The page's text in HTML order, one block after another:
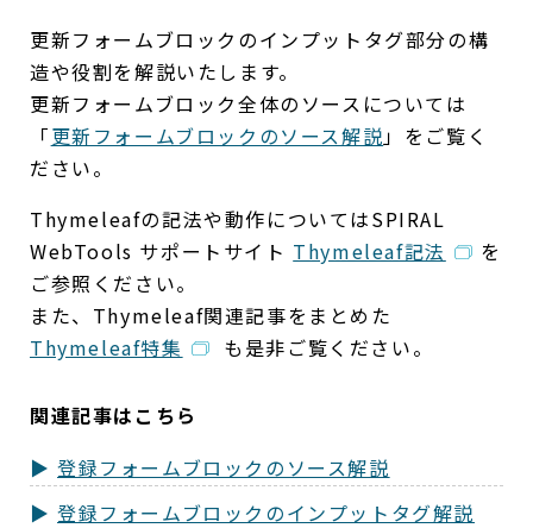
更新フォームブロックのインプットタグ部分の構
造や役割を解説いたします。
更新フォームブロック全体のソースについては
「更新フォームブロックのソース解説」をご覧く
ださい。
Thymeleafの記法や動作についてはSPIRAL
WebTools サポートサイト Thymeleaf記法
を
ご参照ください。
また、Thymeleaf関連記事をまとめた
Thymeleaf特集
も是非ご覧ください。
関連記事はこちら
登録フォームブロックのソース解説
登録フォームブロックのインプットタグ解説